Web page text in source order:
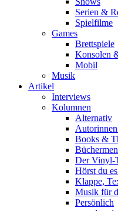
Serien &
Spielfilme
Games
Brettspiele
Konsolen
Mobil
Musik
Artikel
Interviews
Kolumnen
Alternativ
Books &
Der Vinyl-
Hörst du
Klappe,
Musik für
Persönlich